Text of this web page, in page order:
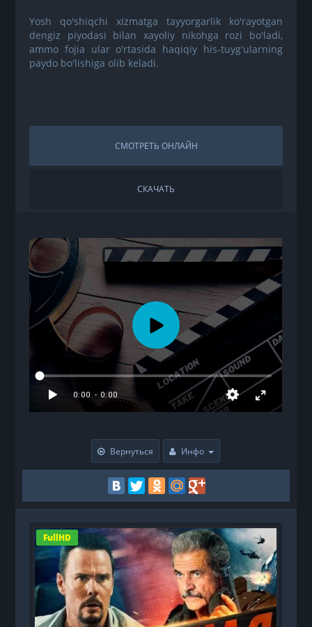
Yosh qo'shiqchi xizmatga tayyorgarlik ko'rayotgan
dengiz piyodasi bilan xayoliy nikohga rozi bo'ladi,
ammo fojia ular o'rtasida haqiqiy his-tuyg'ularning
paydo bo'lishiga olib keladi.
СМОТРЕТЬ ОНЛАЙН
СКАЧАТЬ
Вернуться Инфо
FullHD